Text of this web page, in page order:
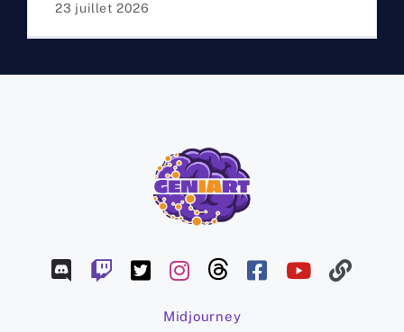
23 juillet 2026
Midjourney